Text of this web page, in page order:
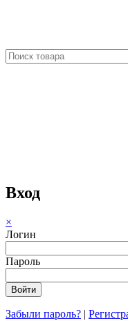
Вход
×
Логин
Пароль
Забыли пароль? |